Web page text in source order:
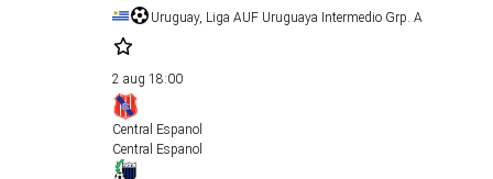
Uruguay, Liga AUF Uruguaya Intermedio Grp. A
2 aug 18:00
Central Espanol
Central Espanol